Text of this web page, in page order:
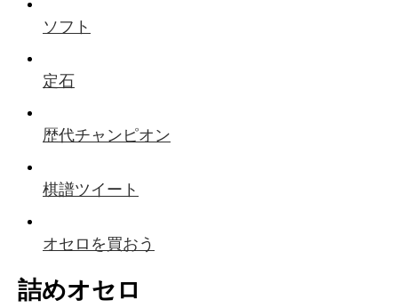
ソフト
定石
歴代チャンピオン
棋譜ツイート
オセロを買おう
詰めオセロ